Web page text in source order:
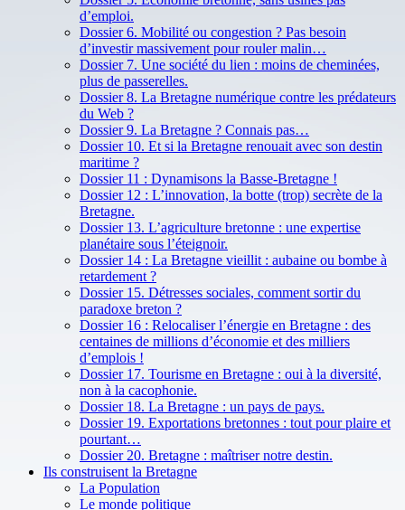
d’emploi.
Dossier 6. Mobilité ou congestion ? Pas besoin
d’investir massivement pour rouler malin…
Dossier 7. Une société du lien : moins de cheminées,
plus de passerelles.
Dossier 8. La Bretagne numérique contre les prédateurs
du Web ?
Dossier 9. La Bretagne ? Connais pas…
Dossier 10. Et si la Bretagne renouait avec son destin
maritime ?
Dossier 11 : Dynamisons la Basse-Bretagne !
Dossier 12 : L’innovation, la botte (trop) secrète de la
Bretagne.
Dossier 13. L’agriculture bretonne : une expertise
planétaire sous l’éteignoir.
Dossier 14 : La Bretagne vieillit : aubaine ou bombe à
retardement ?
Dossier 15. Détresses sociales, comment sortir du
paradoxe breton ?
Dossier 16 : Relocaliser l’énergie en Bretagne : des
centaines de millions d’économie et des milliers
d’emplois !
Dossier 17. Tourisme en Bretagne : oui à la diversité,
non à la cacophonie.
Dossier 18. La Bretagne : un pays de pays.
Dossier 19. Exportations bretonnes : tout pour plaire et
pourtant…
Dossier 20. Bretagne : maîtriser notre destin.
Ils construisent la Bretagne
La Population
Le monde politique